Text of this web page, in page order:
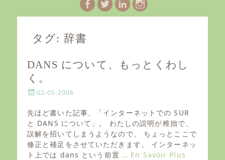
Facebook
TwitterLinkedIn
Instagram
タグ: 辞書
DANS について、もっとくわし
く。
P
s
t
e
d
o
n
02-05-2006
先ほど書いた記事、「インターネットでの SUR
と DANS について」。 わたしの説明が稚拙で、
誤解を招いてしまうようなので、 ちょっとここで
修正と補足をさせていただきます。 インターネッ
ト上では dans という前置 … En Savoir Plus